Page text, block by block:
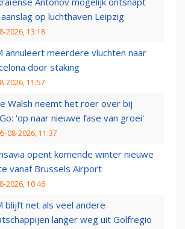
op luchthaven Leipzig
2026, 13:18
annuleert meerdere vluchten naar
door staking
2026, 11:57
Walsh neemt het roer over bij
'op naar nieuwe fase van groei'
08-2026, 11:37
opent komende winter nieuwe
vanaf Brussels Airport
2026, 10:46
blijft net als veel andere
langer weg uit Golfregio